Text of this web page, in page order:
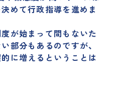
めて行政指導を進めま
が始まって間もないた
部分もあるのですが、
に増えるということは